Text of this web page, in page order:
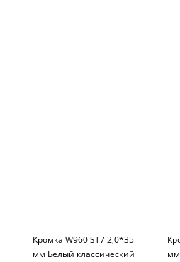
Кромка W960 ST7 2,0*35
мм Белый классический
мм